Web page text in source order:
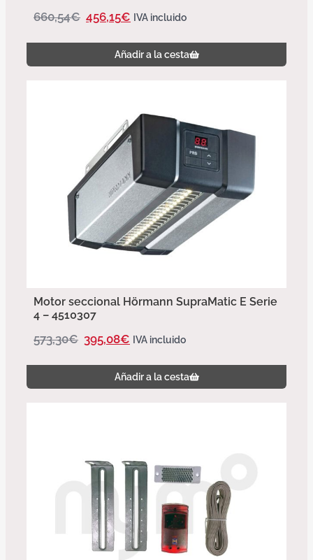
660,54€ 456,15€ IVA incluido
Añadir a la cesta
Motor seccional Hörmann SupraMatic E Serie
4 – 4510307
573,30€ 395,08€ IVA incluido
Añadir a la cesta